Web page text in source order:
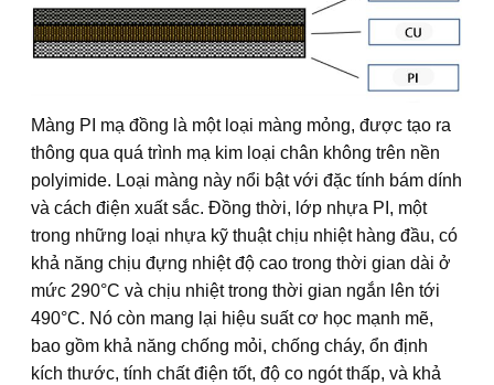
Màng PI mạ đồng là một loại màng mỏng, được tạo ra
thông qua quá trình mạ kim loại chân không trên nền
polyimide. Loại màng này nổi bật với đặc tính bám dính
và cách điện xuất sắc. Đồng thời, lớp nhựa PI, một
trong những loại nhựa kỹ thuật chịu nhiệt hàng đầu, có
khả năng chịu đựng nhiệt độ cao trong thời gian dài ở
mức 290°C và chịu nhiệt trong thời gian ngắn lên tới
490°C. Nó còn mang lại hiệu suất cơ học mạnh mẽ,
bao gồm khả năng chống mỏi, chống cháy, ổn định
kích thước, tính chất điện tốt, độ co ngót thấp, và khả